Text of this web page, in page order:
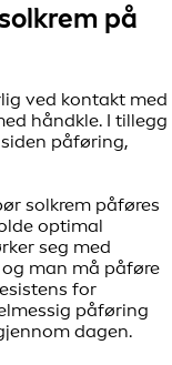
på
ved kontakt med
håndkle. I tillegg
påføring,
solkrem påføres
optimal
seg med
man må påføre
for
påføring
dagen.